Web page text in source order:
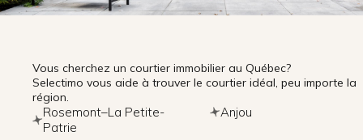
Vous cherchez un courtier immobilier au Québec?
Selectimo vous aide à trouver le courtier idéal, peu importe la
région.
Rosemont–La Petite-
Patrie
Anjou